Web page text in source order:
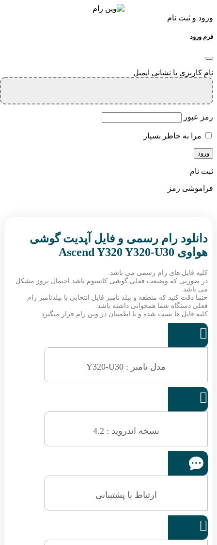
ورود و ثبت نام
فرم ورود
نام کاربری یا نشانی ایمیل
رمز عبور
مرا به خاطر بسپار
ثبت نام
فراموشی رمز
دانلود رام رسمی و فایل آپدیت گوشی
هواوی Ascend Y320 Y320-U30
کلیه فایل های رام رسمی می باشد.
در صورتی که وضیعت فعلی گوشی کاستوم باشد احتمال بروز مشکل
می باشد .
حتما دقت کنید که منطقه و بیلد نامبر فایل انتخابی با بیلدنامبر رام
فعلی دستگاه شما همخوانی داشته باشد.
کلیه فایل ها تست شده و با اطمینان در وین رام قرار میگیرد.

مدل نامبر : Y320-U30

نسخه اندروید : 4.2
ارتباط با پشتیبانی
